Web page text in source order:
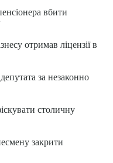
вбити
отримав ліцензії в
за незаконно
столичну
закрити